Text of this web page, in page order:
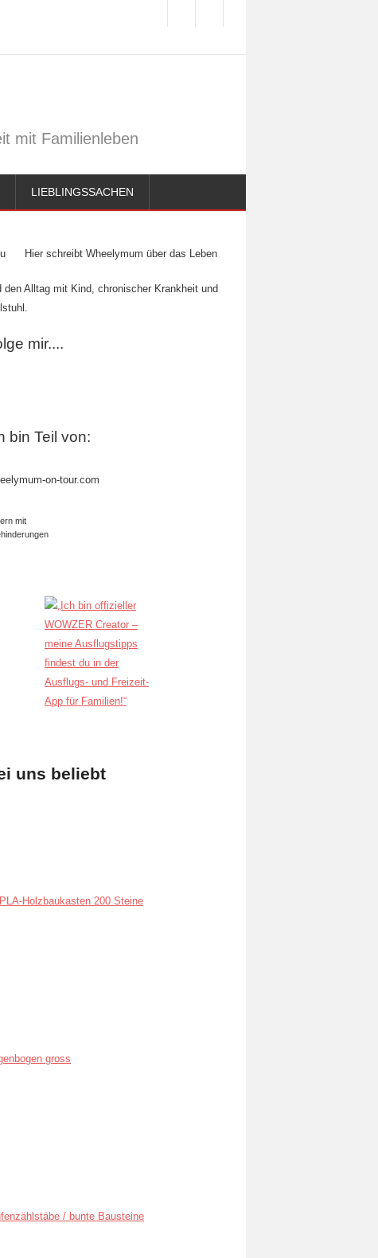
mit Familienleben
LIEBLINGSSACHEN
Hier schreibt Wheelymum über das Leben
den Alltag mit Kind, chronischer Krankheit und
mir....
bin Teil von:
on-tour.com
mit
uns beliebt
Holzbaukasten 200 Steine
gross
/ bunte Bausteine